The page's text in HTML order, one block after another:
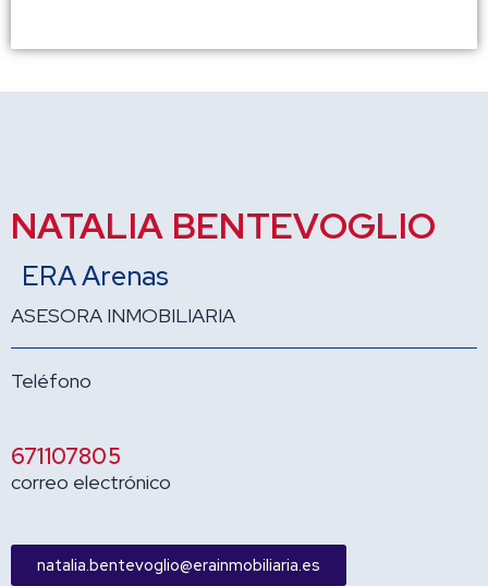
NATALIA BENTEVOGLIO
ERA Arenas
ASESORA INMOBILIARIA
Teléfono
671107805
correo electrónico
natalia.bentevoglio@erainmobiliaria.es